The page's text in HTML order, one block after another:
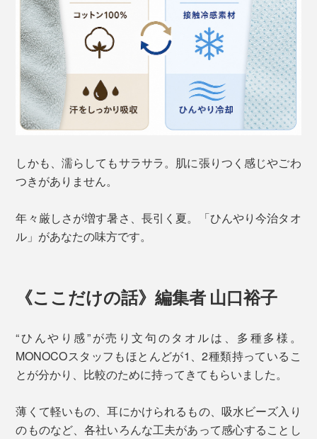
しかも、濡らしてもサラサラ。肌に張りつく感じやごわ
つきがありません。
年々厳しさが増す暑さ、長引く夏。「ひんやり今治タオ
ル」があなたの味方です。
《ここだけの話》編集者 山口裕子
“ひんやり感”が売り文句のタオルは、多種多様。
MONOCOスタッフもほとんどが1、2種類持っているこ
とが分かり、比較のために持ってきてもらいました。
薄くて軽いもの、耳にかけられるもの、吸水ビーズ入り
のものなど、各社いろんな工夫があって感心することし